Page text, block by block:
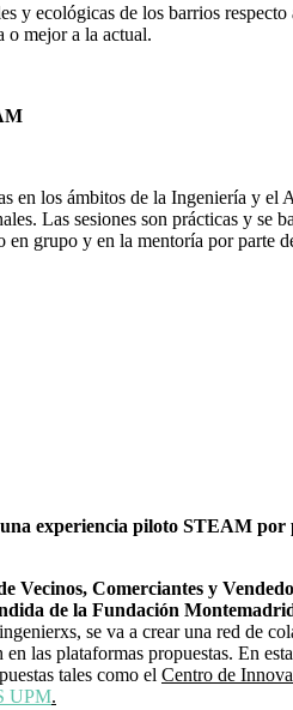
y ecológicas de los barrios
o mejor a la actual.
los ámbitos de la Ingeniería y
Las sesiones son prácticas y se
grupo y en la mentoría por parte
experiencia piloto STEAM
Vecinos, Comerciantes y
de la Fundación
se va a crear una red de
las plataformas propuestas. En
tales como el Centro de
UPM.